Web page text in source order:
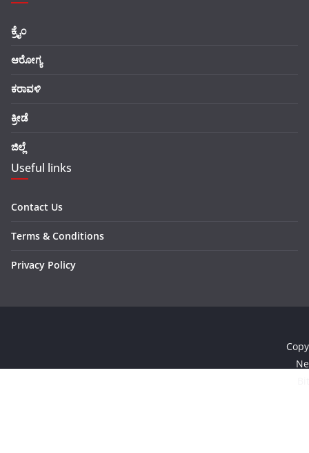
ಕ್ರೈಂ
ಆರೋಗ್ಯ
ಕರಾವಳಿ
ಕ್ರೀಡೆ
ಜಿಲ್ಲೆ
Useful links
Contact Us
Terms & Conditions
Privacy Policy